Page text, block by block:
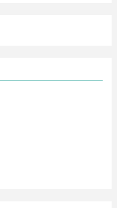
NextGenerationEU